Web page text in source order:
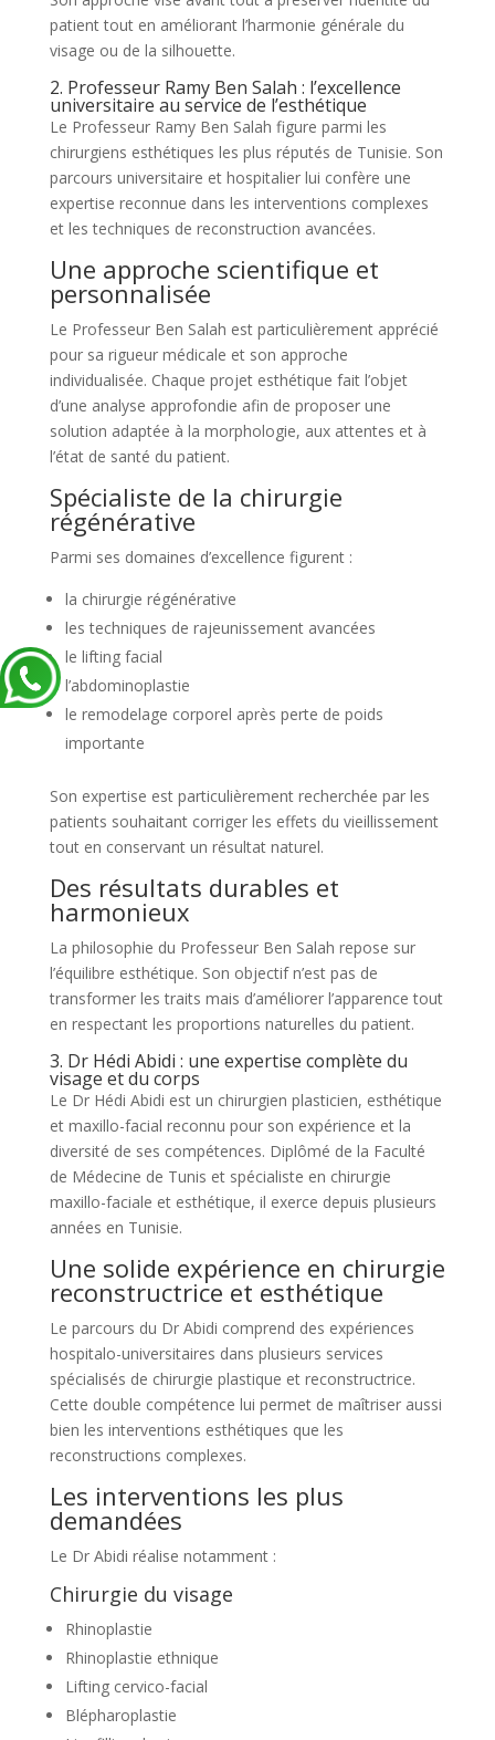
patient tout en améliorant l’harmonie générale du
visage ou de la silhouette.
2. Professeur Ramy Ben Salah : l’excellence
universitaire au service de l’esthétique
Le Professeur Ramy Ben Salah figure parmi les
chirurgiens esthétiques les plus réputés de Tunisie. Son
parcours universitaire et hospitalier lui confère une
expertise reconnue dans les interventions complexes
et les techniques de reconstruction avancées.
Une approche scientifique et
personnalisée
Le Professeur Ben Salah est particulièrement apprécié
pour sa rigueur médicale et son approche
individualisée. Chaque projet esthétique fait l’objet
d’une analyse approfondie afin de proposer une
solution adaptée à la morphologie, aux attentes et à
l’état de santé du patient.
Spécialiste de la chirurgie
régénérative
Parmi ses domaines d’excellence figurent :
la chirurgie régénérative
les techniques de rajeunissement avancées
le lifting facial
l’abdominoplastie
le remodelage corporel après perte de poids
importante
Son expertise est particulièrement recherchée par les
patients souhaitant corriger les effets du vieillissement
tout en conservant un résultat naturel.
Des résultats durables et
harmonieux
La philosophie du Professeur Ben Salah repose sur
l’équilibre esthétique. Son objectif n’est pas de
transformer les traits mais d’améliorer l’apparence tout
en respectant les proportions naturelles du patient.
3. Dr Hédi Abidi : une expertise complète du
visage et du corps
Le Dr Hédi Abidi est un chirurgien plasticien, esthétique
et maxillo-facial reconnu pour son expérience et la
diversité de ses compétences. Diplômé de la Faculté
de Médecine de Tunis et spécialiste en chirurgie
maxillo-faciale et esthétique, il exerce depuis plusieurs
années en Tunisie.
Une solide expérience en chirurgie
reconstructrice et esthétique
Le parcours du Dr Abidi comprend des expériences
hospitalo-universitaires dans plusieurs services
spécialisés de chirurgie plastique et reconstructrice.
Cette double compétence lui permet de maîtriser aussi
bien les interventions esthétiques que les
reconstructions complexes.
Les interventions les plus
demandées
Le Dr Abidi réalise notamment :
Chirurgie du visage
Rhinoplastie
Rhinoplastie ethnique
Lifting cervico-facial
Blépharoplastie